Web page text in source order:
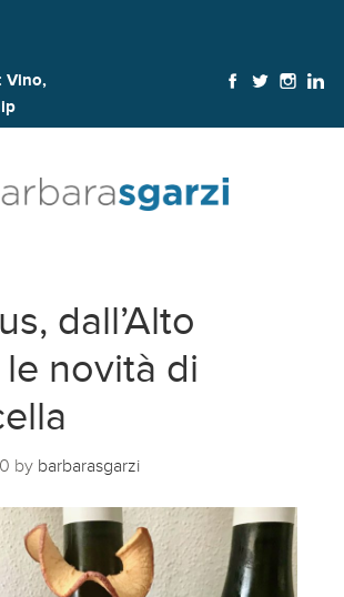
Vino,
dall’Alto
novità di
by barbarasgarzi